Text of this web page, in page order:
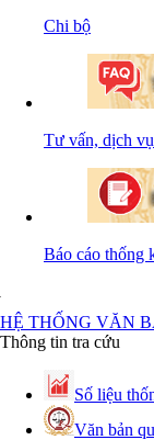
Chi bộ
Tư vấn, dịch
Báo cáo thống
HỆ THỐNG VĂN
Thông tin tra cứu
Số liệu
Văn bản